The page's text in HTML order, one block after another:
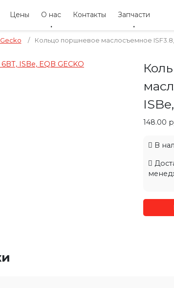
Цены О нас Контакты Запчасти
Gecko / Кольцо поршневое маслосъемное
148.00
В